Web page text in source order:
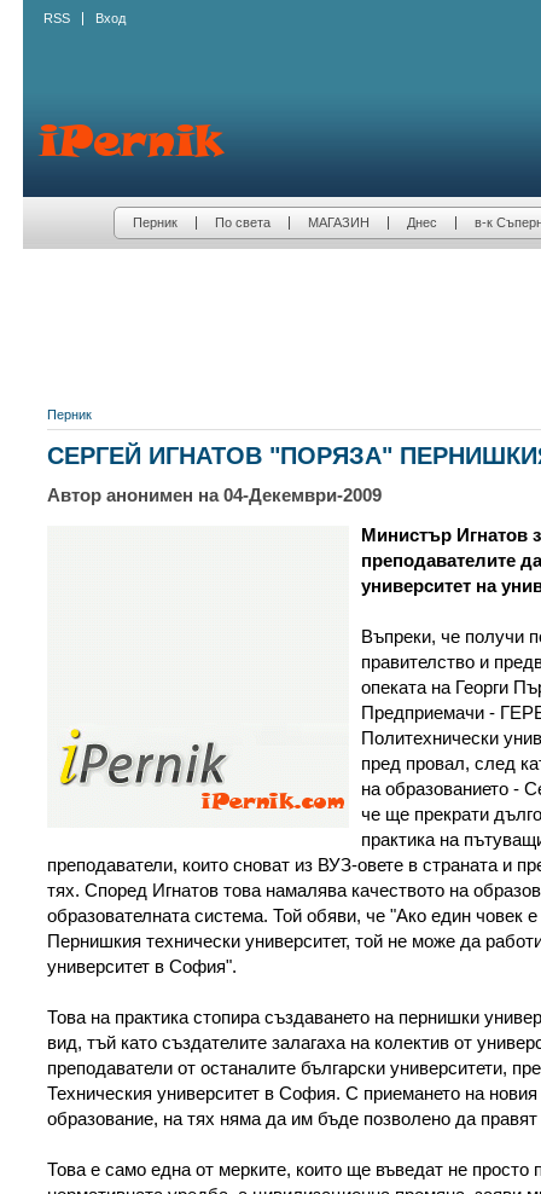
RSS Вход
Перник По света МАГАЗИН Днес в-к
Перник
СЕРГЕЙ ИГНАТОВ "ПОРЯЗА"
Автор анонимен на 04-Декември-2009
Министър Игнатов
преподавателите
университет на
Въпреки, че получи
правителство и
опеката на Георги
Предприемачи -
Политехнически
пред провал, след
на образованието -
че ще прекрати
практика на
преподаватели, които сноват из ВУЗ-овете в страната и
тях. Според Игнатов това намалява качеството на
образователната система. Той обяви, че "Ако един човек
Пернишкия технически университет, той не може да
университет в София".
Това на практика стопира създаването на пернишки
вид, тъй като създателите залагаха на колектив от
преподаватели от останалите български университети,
Техническия университет в София. С приемането на
образование, на тях няма да им бъде позволено да
Това е само една от мерките, които ще въведат не просто